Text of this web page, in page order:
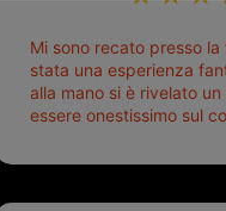
Mi sono recato presso
stata una esperienza
alla mano si è rivelato
essere onestissimo sul